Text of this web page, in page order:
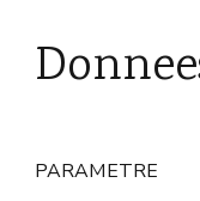
PARAMETRE